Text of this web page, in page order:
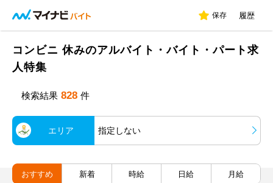
保存 履歴
コンビニ 休みのアルバイト・バイト・パート求
人特集
検索結果 828 件
エリア 指定しない
おすすめ 新着 時給 日給 月給